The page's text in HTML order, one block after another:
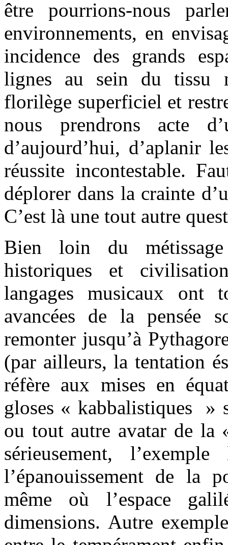
être pourrions-nous
environnements, en
incidence des grands
lignes au sein du tissu
florilège superficiel et
nous prendrons acte
d’aujourd’hui, d’aplanir
réussite incontestable.
déplorer dans la crainte
C’est là une tout autre
Bien loin du
historiques et
langages musicaux ont
avancées de la pensée
remonter jusqu’à
(par ailleurs, la tentation
réfère aux mises en
gloses « kabbalistiques »
ou tout autre avatar de la
sérieusement,
l’épanouissement de la
même où l’espace
dimensions. Autre